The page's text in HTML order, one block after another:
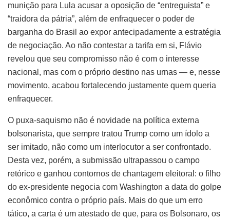
munição para Lula acusar a oposição de “entreguista” e
“traidora da pátria”, além de enfraquecer o poder de
barganha do Brasil ao expor antecipadamente a estratégia
de negociação. Ao não contestar a tarifa em si, Flávio
revelou que seu compromisso não é com o interesse
nacional, mas com o próprio destino nas urnas — e, nesse
movimento, acabou fortalecendo justamente quem queria
enfraquecer.
O puxa-saquismo não é novidade na política externa
bolsonarista, que sempre tratou Trump como um ídolo a
ser imitado, não como um interlocutor a ser confrontado.
Desta vez, porém, a submissão ultrapassou o campo
retórico e ganhou contornos de chantagem eleitoral: o filho
do ex-presidente negocia com Washington a data do golpe
econômico contra o próprio país. Mais do que um erro
tático, a carta é um atestado de que, para os Bolsonaro, os